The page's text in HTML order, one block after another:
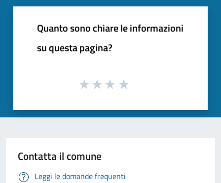
Quanto sono chiare le informazioni
su questa pagina?
Contatta il comune
Leggi le domande frequenti